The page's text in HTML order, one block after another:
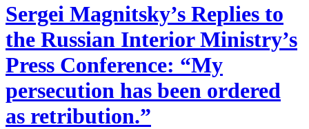
Sergei Magnitsky’s Replies to
the Russian Interior Ministry’s
Press Conference: “My
persecution has been ordered
as retribution.”